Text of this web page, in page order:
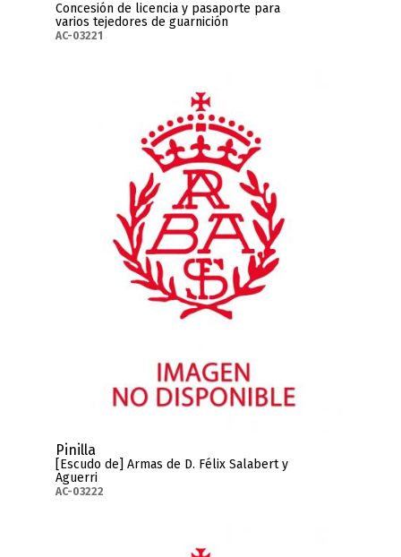
Concesión de licencia y pasaporte para
varios tejedores de guarnición
AC-03221
Pinilla
[Escudo de] Armas de D. Félix Salabert y
Aguerri
AC-03222